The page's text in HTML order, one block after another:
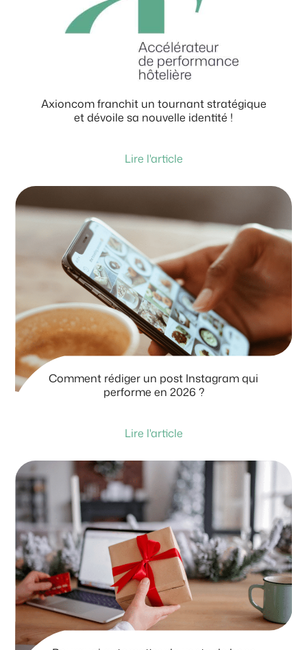
Axioncom franchit un tournant stratégique
et dévoile sa nouvelle identité !
Lire l'article
Comment rédiger un post Instagram qui
performe en 2026 ?
Lire l'article